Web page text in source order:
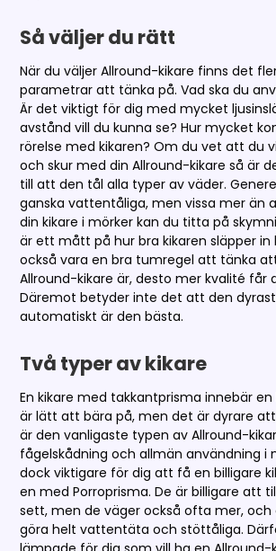
Så väljer du rätt
När du väljer Allround-kikare finns det
parametrar att tänka på. Vad ska du
Är det viktigt för dig med mycket
avstånd vill du kunna se? Hur mycket
rörelse med kikaren? Om du vet att du
och skur med din Allround-kikare så är
till att den tål alla typer av väder.
ganska vattentåliga, men vissa mer än
din kikare i mörker kan du titta på
är ett mått på hur bra kikaren släpper in
också vara en bra tumregel att tänka
Allround-kikare är, desto mer kvalité får
Däremot betyder inte det att den
automatiskt är den bästa.
Två typer av kikare
En kikare med takkantprisma innebär
är lätt att bära på, men det är dyrare
är den vanligaste typen av Allround-
fågelskådning och allmän användning i
dock viktigare för dig att få en billigare
en med Porroprisma. De är billigare att
sett, men de väger också ofta mer, och
göra helt vattentäta och stöttåliga.